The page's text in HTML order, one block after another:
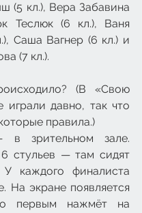
(5 кл.), Вера Забавина
Теслюк (6 кл.), Ваня
Саша Вагнер (6 кл.) и
(7 кл.).
(В «Свою
играли давно, так что
правила.)
зрительном зале.
стульев — там сидят
У каждого финалиста
На экране появляется
первым нажмёт на